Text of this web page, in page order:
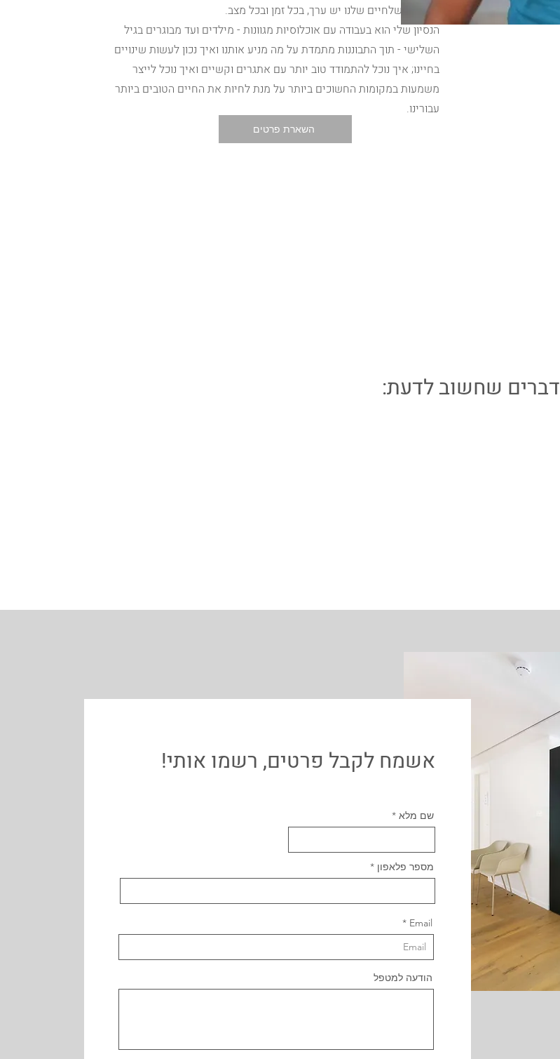
- ההבנה שלחיים שלנו יש ערך, בכל זמן ובכל מצב.
הנסיון שלי הוא בעבודה עם אוכלוסיות מגוונות - מילדים ועד מבוגרים בגיל
השלישי - תוך התבוננות מתמדת על מה מניע אותנו ואיך נכון לעשות שינויים
בחיינו; איך נוכל להתמודד טוב יותר עם אתגרים וקשיים ואיך נוכל לייצר
משמעות במקומות החשוכים ביותר על מנת לחיות את החיים הטובים ביותר
עבורינו.
השארת פרטים
דברים שחשוב לדעת:
אשמח לקבל פרטים, רשמו אותי!
שם מלא
מספר פלאפון
Email
הודעה למטפל